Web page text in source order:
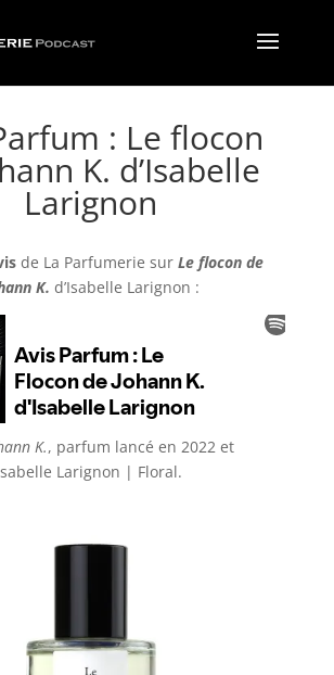
: Le flocon
K. d’Isabelle
Larignon
de La Parfumerie sur Le flocon de
K. d’Isabelle Larignon :
K., parfum lancé en 2022 et
Larignon | Floral.